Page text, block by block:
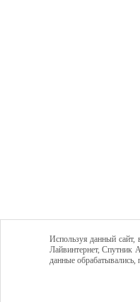
Используя данный сайт,
Лайвинтернет, Спутник
данные обрабатывались,